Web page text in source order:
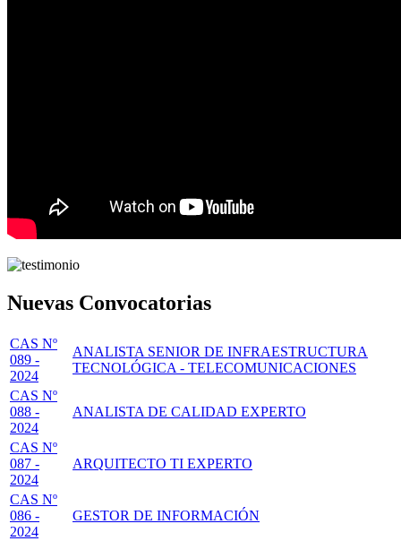
Nuevas Convocatorias
CAS Nº
089 -
2024
ANALISTA SENIOR DE INFRAESTRUCTURA
TECNOLÓGICA - TELECOMUNICACIONES
CAS Nº
088 -
2024
ANALISTA DE CALIDAD EXPERTO
CAS Nº
087 -
2024
ARQUITECTO TI EXPERTO
CAS Nº
086 -
2024
GESTOR DE INFORMACIÓN